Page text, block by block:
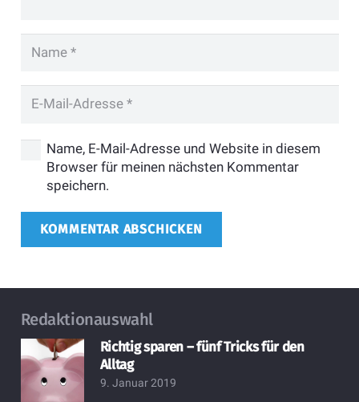
Name, E-Mail-Adresse und Website in diesem
Browser für meinen nächsten Kommentar
speichern.
KOMMENTAR ABSCHICKEN
Redaktionauswahl
Richtig sparen – fünf Tricks für den
Alltag
9. Januar 2019